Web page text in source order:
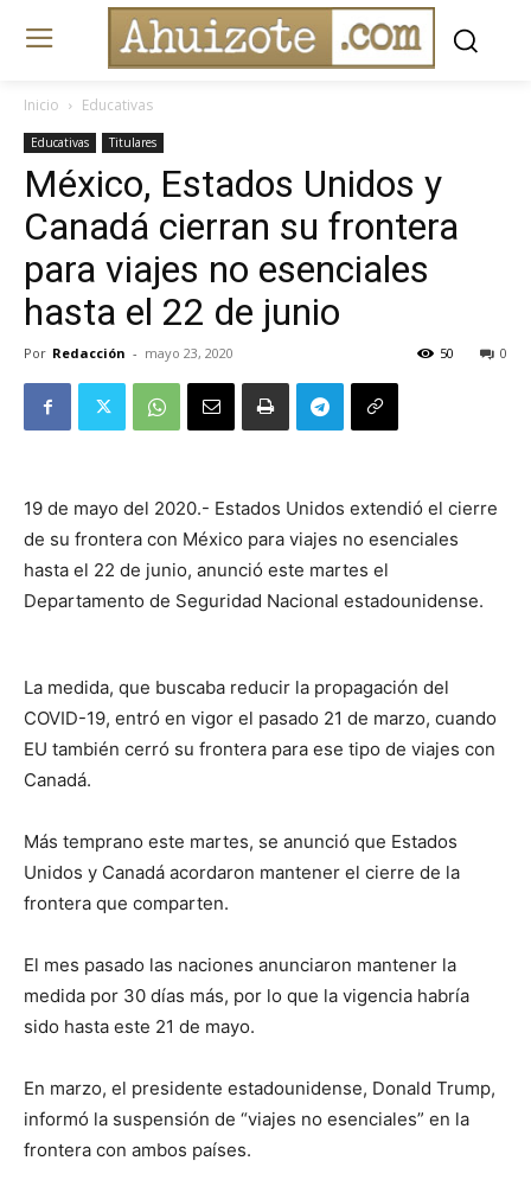
Inicio Educativas
Educativas Titulares
México, Estados Unidos y
Canadá cierran su frontera
para viajes no esenciales
hasta el 22 de junio
Por Redacción - mayo 23, 2020 0
50
19 de mayo del 2020.- Estados Unidos extendió el cierre
de su frontera con México para viajes no esenciales
hasta el 22 de junio, anunció este martes el
Departamento de Seguridad Nacional estadounidense.
La medida, que buscaba reducir la propagación del
COVID-19, entró en vigor el pasado 21 de marzo, cuando
EU también cerró su frontera para ese tipo de viajes con
Canadá.
Más temprano este martes, se anunció que Estados
Unidos y Canadá acordaron mantener el cierre de la
frontera que comparten.
El mes pasado las naciones anunciaron mantener la
medida por 30 días más, por lo que la vigencia habría
sido hasta este 21 de mayo.
En marzo, el presidente estadounidense, Donald Trump,
informó la suspensión de “viajes no esenciales” en la
frontera con ambos países.